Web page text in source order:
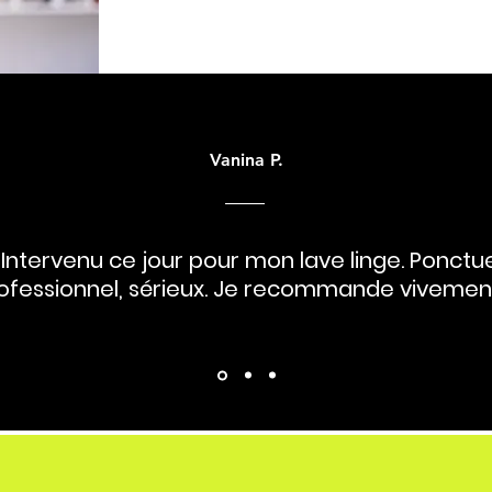
Vanina P.
ce jour pour mon lave linge.
sérieux. Je recommande